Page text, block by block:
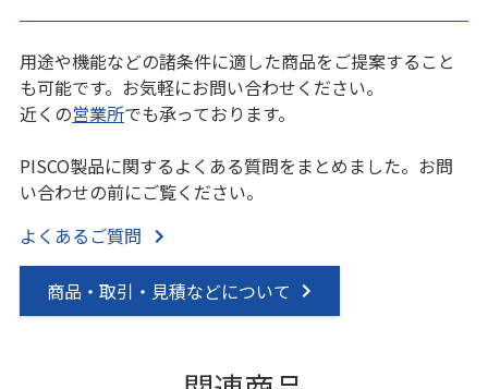
用途や機能などの諸条件に適した商品をご提案すること
も可能です。お気軽にお問い合わせください。
近くの営業所でも承っております。
PISCO製品に関するよくある質問をまとめました。お問
い合わせの前にご覧ください。
よくあるご質問
商品・取引・見積などについて